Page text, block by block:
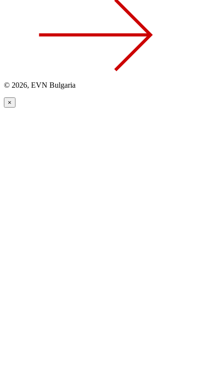
© 2026, EVN Bulgaria
×